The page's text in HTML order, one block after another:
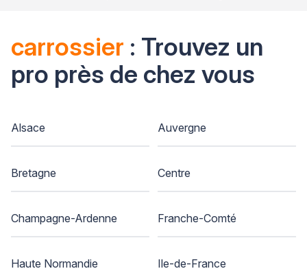
carrossier : Trouvez un
pro près de chez vous
Alsace Auvergne
Bretagne Centre
Champagne-Ardenne Franche-Comté
Haute Normandie Ile-de-France